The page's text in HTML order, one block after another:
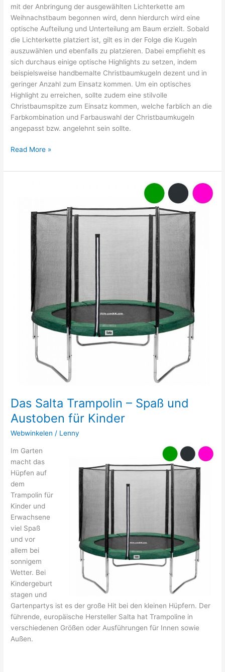
mit der Anbringung der ausgewählten Lichterkette am
Weihnachstbaum begonnen wird, denn hierdurch wird eine
optische Aufteilung und Unterteilung am Baum erzielt. Sobald
die Lichterkette platziert ist, gilt es in der Folge die Kugeln
auszuwählen und ebenfalls zu platzieren. Dabei empfiehlt es
sich durchaus einige optische Highlights zu setzen, indem
beispielsweise handbemalte Christbaumkugeln dezent und in
geringer Anzahl zum Einsatz kommen. Um ein optisches
Highlight zu erreichen, sollte zudem eine stilvolle
Christbaumspitze zum Einsatz kommen, welche farblich an die
Farbkombination und Farbauswahl der Christbaumkugeln
angepasst bzw. angelehnt sein sollte.
Der
als
Read More »
Das Salta Trampolin – Spaß und
Austoben für Kinder
Webwinkelen / Lenny
Im Garten
macht das
Hüpfen auf
dem
Trampolin für
Kinder und
Erwachsene
viel Spaß
und vor
allem bei
sonnigem
Wetter. Bei
Kindergeburt
stagen und
Gartenpartys ist es der große Hit bei den kleinen Hüpfern. Der
führende, europäische Hersteller Salta hat Trampoline in
verschiedenen Größen oder Ausführungen für Innen sowie
Außen.